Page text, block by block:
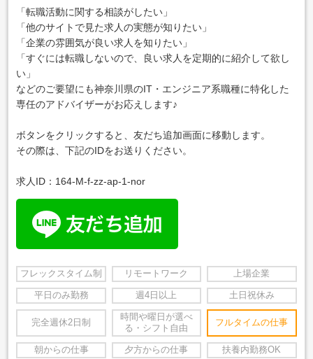
「転職活動に関する相談がしたい」
「他のサイトで見た求人の実態が知りたい」
「企業の雰囲気が良い求人を知りたい」
「すぐには転職しないので、良い求人を定期的に紹介して欲し
い」
などのご要望にも神奈川県のIT・エンジニア系職種に特化した
専任のアドバイザーがお応えします♪
ボタンをクリックすると、友だち追加画面に移動します。
その際は、下記のIDをお送りください。
求人ID：164-M-f-zz-ap-1-nor
フレックスタイム制 リモートワーク 上場企業
平日のみ勤務 週4日以上 土日祝休み
完全週休2日制
時間や曜日が選べ
る・シフト自由
フルタイムの仕事
朝からの仕事 夕方からの仕事 扶養内勤務OK